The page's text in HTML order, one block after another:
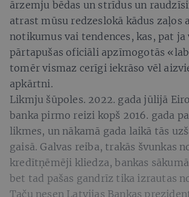
ārzemju bēdas un strīdus un
atrast mūsu redzeslokā kādus zaļos
notikumus vai tendences, kas, pat ja
pārtapušas oficiāli apzīmogotās
tomēr vismaz cerīgi iekrāso vēl
apkārtni.
Likmju šūpoles. 2022. gada jūlijā
banka pirmo reizi kopš 2016. gada
likmes, un nākamā gada laikā tās
gaisā. Galvas reiba, trakās švunkas
kredītņēmēji kliedza, bankas
bet tad pašas gandrīz tika izrautas
Taču nesen Latvijas Bankas